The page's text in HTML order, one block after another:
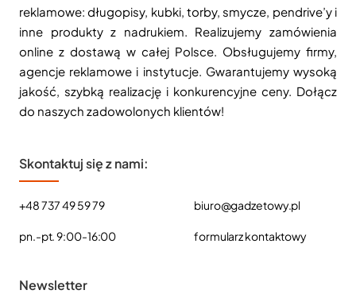
reklamowe: długopisy, kubki, torby, smycze, pendrive’y i
inne produkty z nadrukiem. Realizujemy zamówienia
online z dostawą w całej Polsce. Obsługujemy firmy,
agencje reklamowe i instytucje. Gwarantujemy wysoką
jakość, szybką realizację i konkurencyjne ceny. Dołącz
do naszych zadowolonych klientów!
Skontaktuj się z nami:
+48 737 49 59 79
pn.-pt. 9:00-16:00
biuro@gadzetowy.pl
formularz kontaktowy
Newsletter